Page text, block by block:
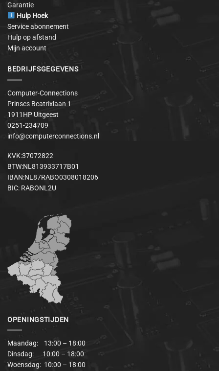
Garantie
Hulp Hoek
Service abonnement
Hulp op afstand
Mijn account
BEDRIJFSGEGEVENS
Computer-Connections
Prinses Beatrixlaan 1
1911HP Uitgeest
0251-234709
info@computerconnections.nl
KVK:37072822
BTW:NL813933717B01
IBAN:NL87RABO0308018206
BIC: RABONL2U
OPENINGSTIJDEN
Maandag: 13:00 – 18:00
Dinsdag: 10:00 – 18:00
Woensdag: 10:00 – 18:00